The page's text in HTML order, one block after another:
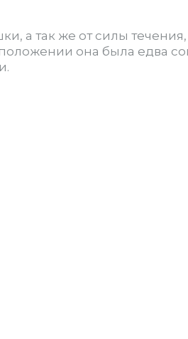
а так же от силы
она была едва